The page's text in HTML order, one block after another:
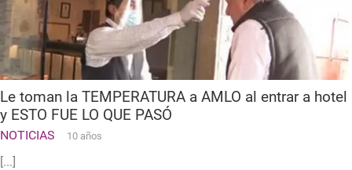
Le toman la TEMPERATURA a AMLO al entrar a hotel
y ESTO FUE LO QUE PASÓ
NOTICIAS 10 años
[...]